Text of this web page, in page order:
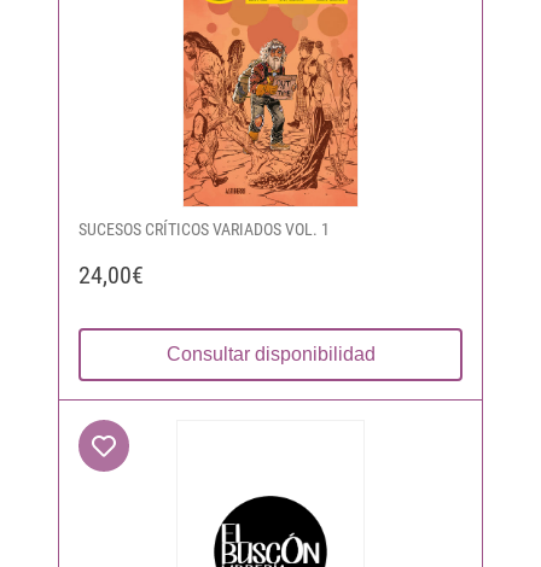
SUCESOS CRÍTICOS VARIADOS VOL. 1
24,00€
Consultar disponibilidad